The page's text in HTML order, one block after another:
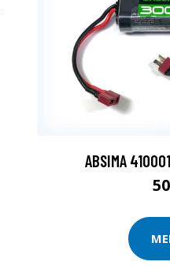
ABSIMA